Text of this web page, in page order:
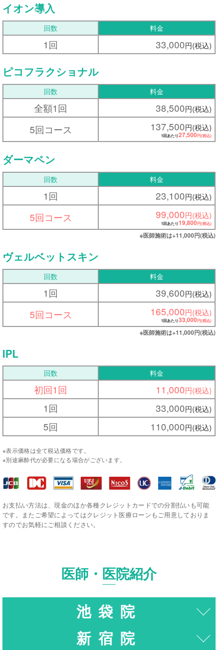
イオン導入
回数 料金
1回 33,000円(税込)
ピコフラクショナル
回数 料金
全額1回 38,500円(税込)
5回コース 137,500円(税込)
1回あたり27,500円(税込)
ダーマペン
回数 料金
1回 23,100円(税込)
5回コース 99,000円(税込)
1回あたり19,800円(税込)
※医師施術は+11,000円(税込)
ヴェルベットスキン
回数 料金
1回 39,600円(税込)
5回コース 165,000円(税込)
1回あたり33,000円(税込)
※医師施術は+11,000円(税込)
IPL
回数 料金
初回1回 11,000円(税込)
1回 33,000円(税込)
5回 110,000円(税込)
※表示価格は全て税込価格です。
※別途麻酔代が必要になる場合がございます。
お支払い方法は、現金のほか各種クレジットカードでの分割払いも可能
です。またご希望によってはクレジット医療ローンもご用意しておりま
すのでお気軽にご相談ください。
医師・医院紹介
池袋院
新宿院